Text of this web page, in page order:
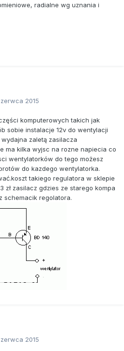
radialne wg uznania i
2015
komputerowych takich jak
sobie instalacje 12v do wentylacji
zaletą zasilacza
ma kilka wyjsc na rozne napiecia co
wentylatorków do tego możesz
do kazdego wentylatorka.
takiego regulatora w sklepie
zł zasilacz gdzies ze starego kompa
schemacik regolatora.
2015